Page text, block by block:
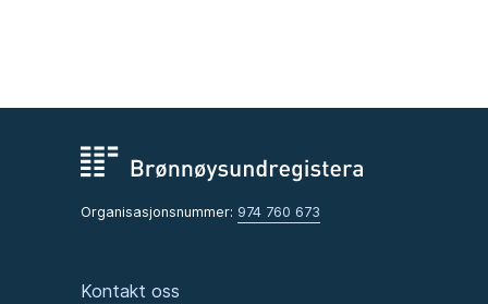
Organisasjonsnummer: 974 760 673
Kontakt oss